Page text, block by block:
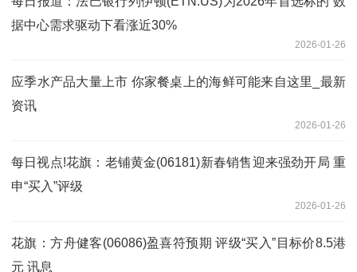
据中心需求驱动下看涨近30%
2026-01-26
应季水产品大量上市 你家餐桌上的海鲜可能来自这里_最新
资讯
2026-01-26
每日视点!花旗：老铺黄金(06181)新春销售迎来强劲开局 重
申“买入”评级
2026-01-26
花旗：方舟健客(06086)盈喜符预期 评级“买入”目标价8.5港
元 讯息